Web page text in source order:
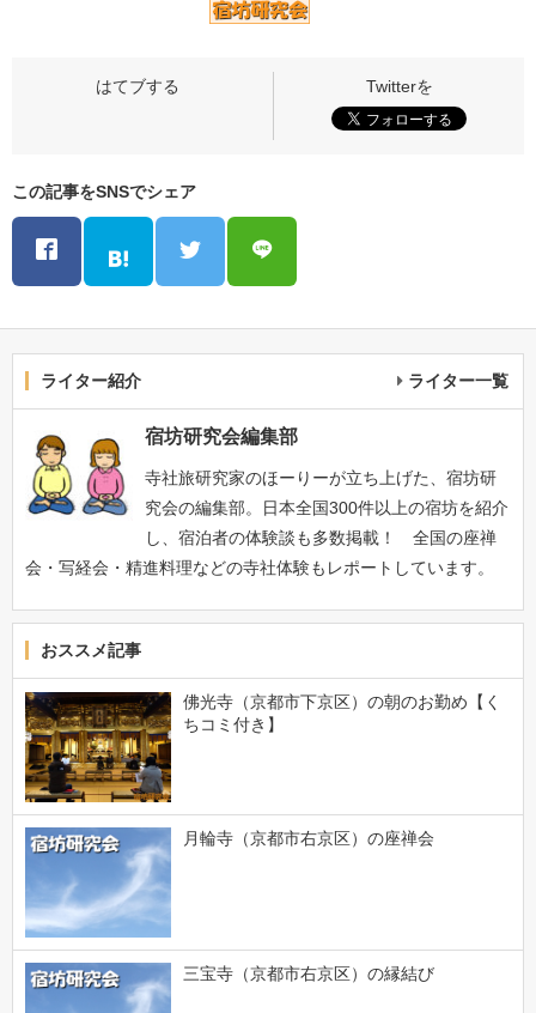
この記事をSNSでシェア
ライター紹介 ライター一覧
宿坊研究会編集部
寺社旅研究家のほーりーが立ち上げた、宿坊研
究会の編集部。日本全国300件以上の宿坊を紹介
し、宿泊者の体験談も多数掲載！ 全国の座禅
会・写経会・精進料理などの寺社体験もレポートしています。
おススメ記事
佛光寺（京都市下京区）の朝のお勤め【く
ちコミ付き】
月輪寺（京都市右京区）の座禅会
三宝寺（京都市右京区）の縁結び